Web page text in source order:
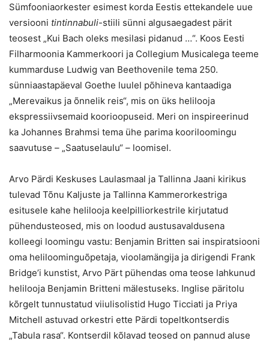
Sümfooniaorkester esimest korda Eestis ettekandele uue
versiooni tintinnabuli-stiili sünni algusaegadest pärit
teosest „Kui Bach oleks mesilasi pidanud …“. Koos Eesti
Filharmoonia Kammerkoori ja Collegium Musicalega teeme
kummarduse Ludwig van Beethovenile tema 250.
sünniaastapäeval Goethe luulel põhineva kantaadiga
„Merevaikus ja õnnelik reis“, mis on üks helilooja
ekspressiivsemaid koorioopuseid. Meri on inspireerinud
ka Johannes Brahmsi tema ühe parima kooriloomingu
saavutuse – „Saatuselaulu“ – loomisel.
Arvo Pärdi Keskuses Laulasmaal ja Tallinna Jaani kirikus
tulevad Tõnu Kaljuste ja Tallinna Kammerorkestriga
esitusele kahe helilooja keelpilliorkestrile kirjutatud
pühendusteosed, mis on loodud austusavaldusena
kolleegi loomingu vastu: Benjamin Britten sai inspiratsiooni
oma heliloominguõpetaja, vioolamängija ja dirigendi Frank
Bridge’i kunstist, Arvo Pärt pühendas oma teose lahkunud
helilooja Benjamin Britteni mälestuseks. Inglise päritolu
kõrgelt tunnustatud viiulisolistid Hugo Ticciati ja Priya
Mitchell astuvad orkestri ette Pärdi topeltkontserdis
„Tabula rasa“. Kontserdil kõlavad teosed on pannud aluse